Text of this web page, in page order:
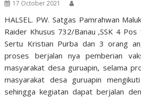
17 October 2021
HALSEL. PW. Satgas Pamrahwan
Raider Khusus 732/Banau ,SSK 4
Sertu Kristian Purba dan 3 orang
proses berjalan nya pemberian
masyarakat desa guruapin, selama
masyarakat desa guruapin
sehingga kegiatan dapat berjalan